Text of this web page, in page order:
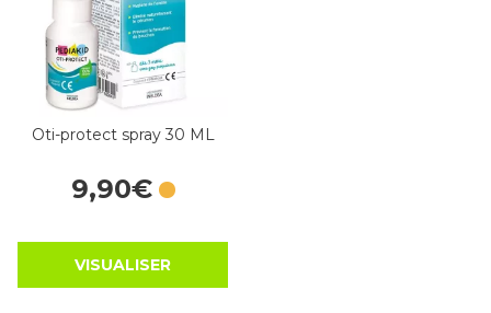
Oti-protect spray 30 ML
9,90€
VISUALISER